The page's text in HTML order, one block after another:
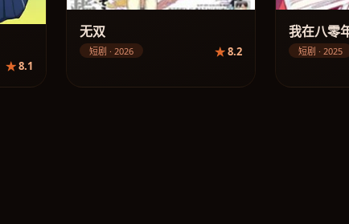
8.1
无双
短剧 · 2026 8.2
我在八零
短剧 · 2025